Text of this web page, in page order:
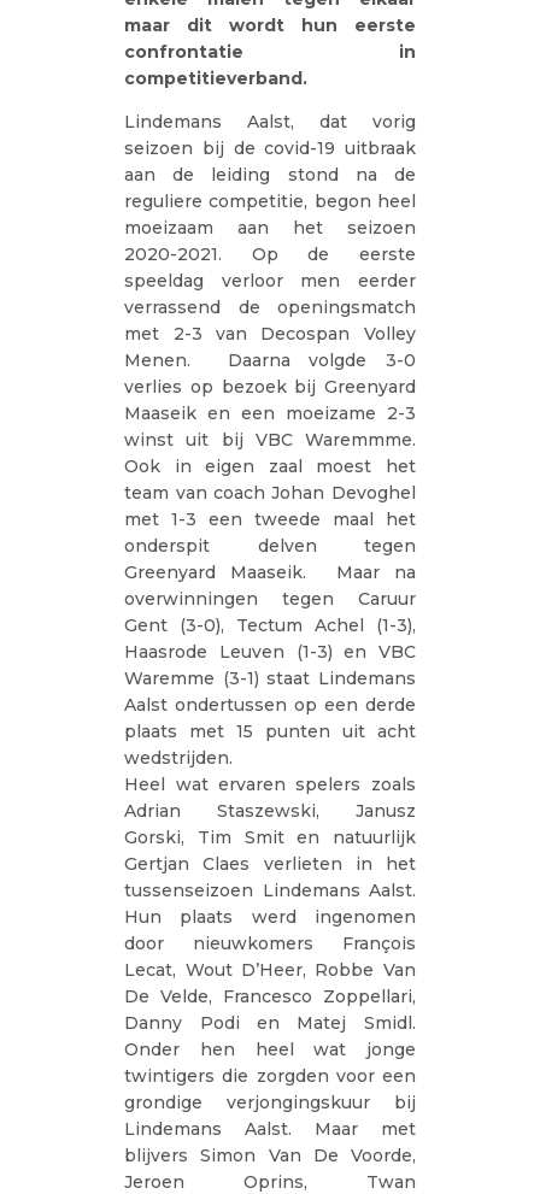
maar dit wordt hun eerste
confrontatie in
competitieverband.
Lindemans Aalst, dat vorig
seizoen bij de covid-19 uitbraak
aan de leiding stond na de
reguliere competitie, begon heel
moeizaam aan het seizoen
2020-2021. Op de eerste
speeldag verloor men eerder
verrassend de openingsmatch
met 2-3 van Decospan Volley
Menen. Daarna volgde 3-0
verlies op bezoek bij Greenyard
Maaseik en een moeizame 2-3
winst uit bij VBC Waremmme.
Ook in eigen zaal moest het
team van coach Johan Devoghel
met 1-3 een tweede maal het
onderspit delven tegen
Greenyard Maaseik. Maar na
overwinningen tegen Caruur
Gent (3-0), Tectum Achel (1-3),
Haasrode Leuven (1-3) en VBC
Waremme (3-1) staat Lindemans
Aalst ondertussen op een derde
plaats met 15 punten uit acht
wedstrijden.
Heel wat ervaren spelers zoals
Adrian Staszewski, Janusz
Gorski, Tim Smit en natuurlijk
Gertjan Claes verlieten in het
tussenseizoen Lindemans Aalst.
Hun plaats werd ingenomen
door nieuwkomers François
Lecat, Wout D’Heer, Robbe Van
De Velde, Francesco Zoppellari,
Danny Podi en Matej Smidl.
Onder hen heel wat jonge
twintigers die zorgden voor een
grondige verjongingskuur bij
Lindemans Aalst. Maar met
blijvers Simon Van De Voorde,
Jeroen Oprins, Twan